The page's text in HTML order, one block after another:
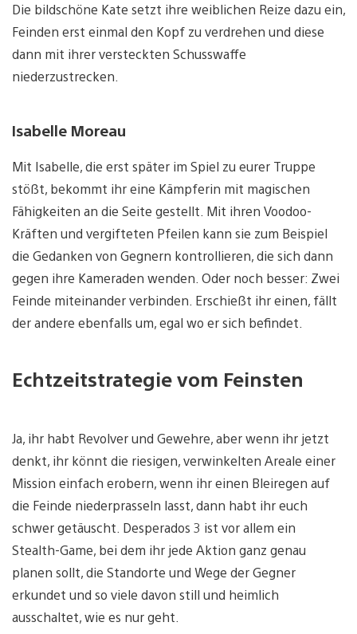
Die bildschöne Kate setzt ihre weiblichen Reize dazu ein,
Feinden erst einmal den Kopf zu verdrehen und diese
dann mit ihrer versteckten Schusswaffe
niederzustrecken.
Isabelle Moreau
Mit Isabelle, die erst später im Spiel zu eurer Truppe
stößt, bekommt ihr eine Kämpferin mit magischen
Fähigkeiten an die Seite gestellt. Mit ihren Voodoo-
Kräften und vergifteten Pfeilen kann sie zum Beispiel
die Gedanken von Gegnern kontrollieren, die sich dann
gegen ihre Kameraden wenden. Oder noch besser: Zwei
Feinde miteinander verbinden. Erschießt ihr einen, fällt
der andere ebenfalls um, egal wo er sich befindet.
Echtzeitstrategie vom Feinsten
Ja, ihr habt Revolver und Gewehre, aber wenn ihr jetzt
denkt, ihr könnt die riesigen, verwinkelten Areale einer
Mission einfach erobern, wenn ihr einen Bleiregen auf
die Feinde niederprasseln lasst, dann habt ihr euch
schwer getäuscht. Desperados 3 ist vor allem ein
Stealth-Game, bei dem ihr jede Aktion ganz genau
planen sollt, die Standorte und Wege der Gegner
erkundet und so viele davon still und heimlich
ausschaltet, wie es nur geht.